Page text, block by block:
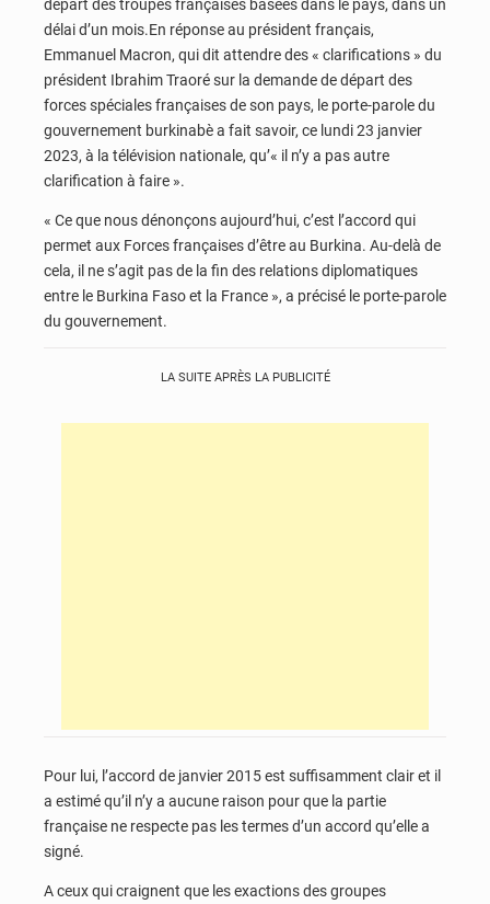
départ des troupes françaises basées dans le pays, dans un
délai d’un mois.En réponse au président français,
Emmanuel Macron, qui dit attendre des « clarifications » du
président Ibrahim Traoré sur la demande de départ des
forces spéciales françaises de son pays, le porte-parole du
gouvernement burkinabè a fait savoir, ce lundi 23 janvier
2023, à la télévision nationale, qu’« il n’y a pas autre
clarification à faire ».
« Ce que nous dénonçons aujourd’hui, c’est l’accord qui
permet aux Forces françaises d’être au Burkina. Au-delà de
cela, il ne s’agit pas de la fin des relations diplomatiques
entre le Burkina Faso et la France », a précisé le porte-parole
du gouvernement.
LA SUITE APRÈS LA PUBLICITÉ
Pour lui, l’accord de janvier 2015 est suffisamment clair et il
a estimé qu’il n’y a aucune raison pour que la partie
française ne respecte pas les termes d’un accord qu’elle a
signé.
A ceux qui craignent que les exactions des groupes